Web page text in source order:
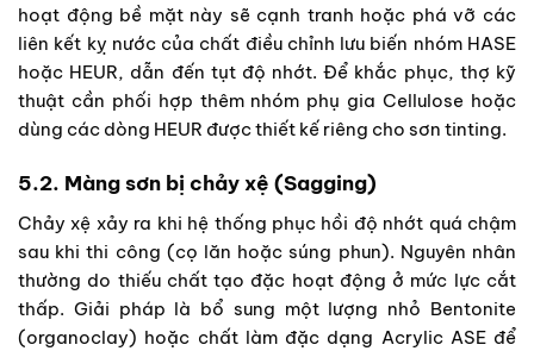
hoạt động bề mặt này sẽ cạnh tranh hoặc phá vỡ các
liên kết kỵ nước của chất điều chỉnh lưu biến nhóm HASE
hoặc HEUR, dẫn đến tụt độ nhớt. Để khắc phục, thợ kỹ
thuật cần phối hợp thêm nhóm phụ gia Cellulose hoặc
dùng các dòng HEUR được thiết kế riêng cho sơn tinting.
5.2. Màng sơn bị chảy xệ (Sagging)
Chảy xệ xảy ra khi hệ thống phục hồi độ nhớt quá chậm
sau khi thi công (cọ lăn hoặc súng phun). Nguyên nhân
thường do thiếu chất tạo đặc hoạt động ở mức lực cắt
thấp. Giải pháp là bổ sung một lượng nhỏ Bentonite
(organoclay) hoặc chất làm đặc dạng Acrylic ASE để